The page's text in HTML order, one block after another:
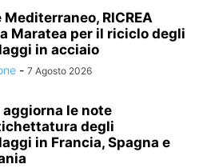
Mediterraneo, RICREA
Maratea per il riciclo degli
in acciaio
- 7 Agosto 2026
aggiorna le note
degli
in Francia, Spagna e